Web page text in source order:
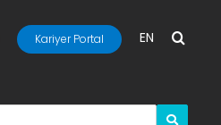
Kariyer Portal EN